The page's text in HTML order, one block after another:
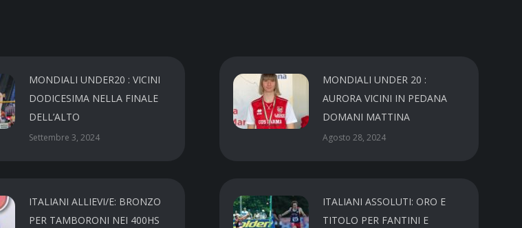
MONDIALI UNDER20 : VICINI
DODICESIMA NELLA FINALE
DELL’ALTO
Settembre 3, 2024
MONDIALI UNDER 20 :
AURORA VICINI IN PEDANA
DOMANI MATTINA
Agosto 28, 2024
ITALIANI ALLIEVI/E: BRONZO
PER TAMBORONI NEI 400HS
ITALIANI ASSOLUTI: ORO E
TITOLO PER FANTINI E